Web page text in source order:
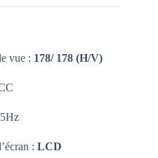
vue : 178/ 178 (H/V)
: LCD